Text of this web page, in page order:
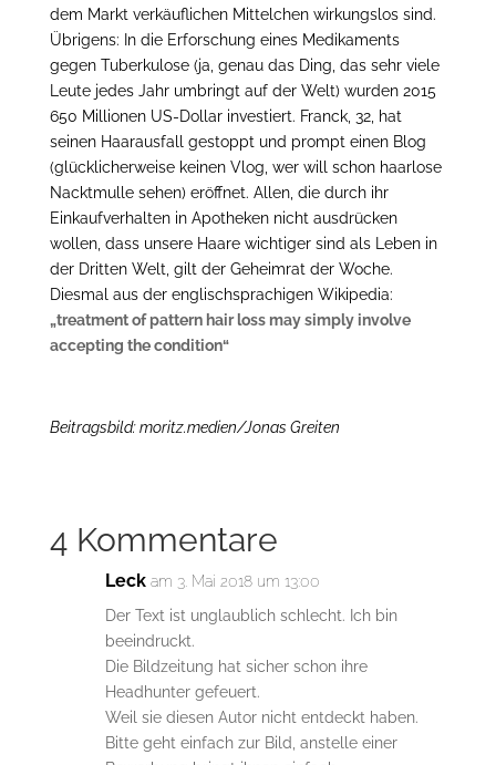
dem Markt verkäuflichen Mittelchen wirkungslos sind.
Übrigens: In die Erforschung eines Medikaments
gegen Tuberkulose (ja, genau das Ding, das sehr viele
Leute jedes Jahr umbringt auf der Welt) wurden 2015
650 Millionen US-Dollar investiert. Franck, 32, hat
seinen Haarausfall gestoppt und prompt einen Blog
(glücklicherweise keinen Vlog, wer will schon haarlose
Nacktmulle sehen) eröffnet. Allen, die durch ihr
Einkaufverhalten in Apotheken nicht ausdrücken
wollen, dass unsere Haare wichtiger sind als Leben in
der Dritten Welt, gilt der Geheimrat der Woche.
Diesmal aus der englischsprachigen Wikipedia:
„treatment of pattern hair loss may simply involve
accepting the condition“
Beitragsbild: moritz.medien/Jonas Greiten
4 Kommentare
Leck am 3. Mai 2018 um 13:00
Der Text ist unglaublich schlecht. Ich bin
beeindruckt.
Die Bildzeitung hat sicher schon ihre
Headhunter gefeuert.
Weil sie diesen Autor nicht entdeckt haben.
Bitte geht einfach zur Bild, anstelle einer